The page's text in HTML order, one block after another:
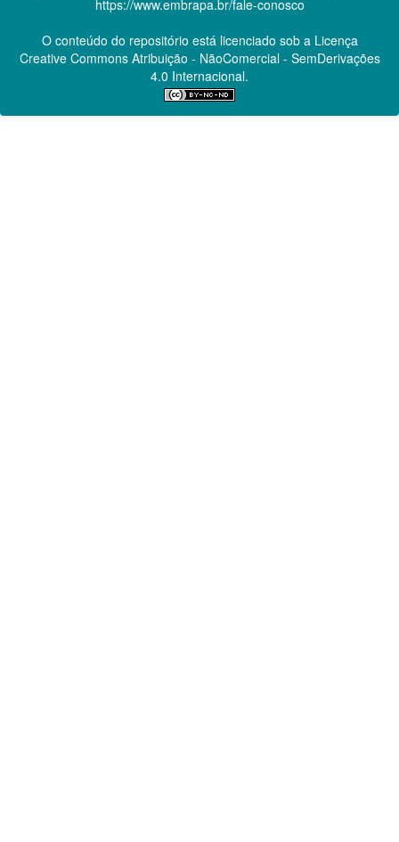
https://www.embrapa.br/fale-conosco
O conteúdo do repositório está licenciado sob a Licença
Creative CommonsAtribuição - NãoComercial - SemDerivações
4.0 Internacional.